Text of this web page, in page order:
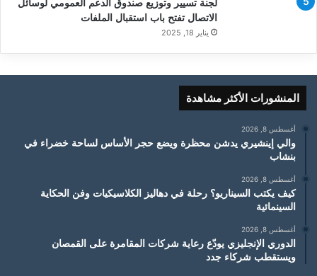
لجنة تسيير وتوزيع صندوق الدعم العمومي لوسائل
الاتصال تفتح باب استقبال الملفات
يناير 18, 2025
المنشورات الأكثر مشاهدة
أغسطس 8, 2026
والي إينشيري يدشن محظرة ويضع حجر الأساس لساحة خضراء في
بنشاب
أغسطس 8, 2026
كيف يكتب السيناريو؟ رحلة في دهاليز الكلاسيكيات وفن الحكاية
السينمائية
أغسطس 8, 2026
الدوري الإنجليزي يودّع رعاية شركات المقامرة على القمصان
ويستقطب شركاء جدد